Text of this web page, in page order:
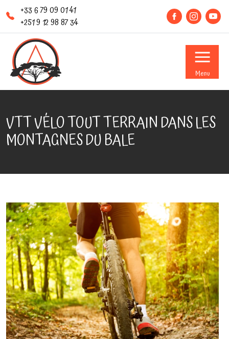
+33 6 79 09 01 41
+251 9 12 98 87 34
Menu
VTT VÉLO TOUT TERRAIN DANS LES
MONTAGNES DU BALE